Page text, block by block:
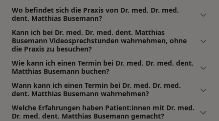
Wo befindet sich die Praxis von Dr. med. Dr. med.
dent. Matthias Busemann?
Kann ich bei Dr. med. Dr. med. dent. Matthias
Busemann Videosprechstunden wahrnehmen, ohne
die Praxis zu besuchen?
Wie kann ich einen Termin bei Dr. med. Dr. med. dent.
Matthias Busemann buchen?
Wann kann ich einen Termin bei Dr. med. Dr. med.
dent. Matthias Busemann wahrnehmen?
Welche Erfahrungen haben Patient:innen mit Dr. med.
Dr. med. dent. Matthias Busemann gemacht?